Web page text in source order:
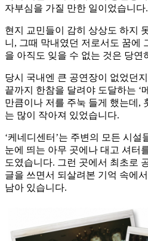
자부심을 가질 만한 일이었습니다.
현지 교민들이 감히 상상도 하지
니, 그때 막내였던 저로서도 꿈에
을 아직도 잊을 수 없는 것은 당연
당시 국내엔 큰 공연장이 없었던
끝까지 한참을 달려야 도달하는 ‘
만큼이나 저를 주눅 들게 했는데,
는 많이 작아져 있었습니다.
‘케네디센터’는 주변의 모든 시설
눈에 띄는 아무 곳에나 대고 셔터
도였습니다. 그런 곳에서 최초로
글을 쓰면서 되살려본 기억 속에
남아 있습니다.